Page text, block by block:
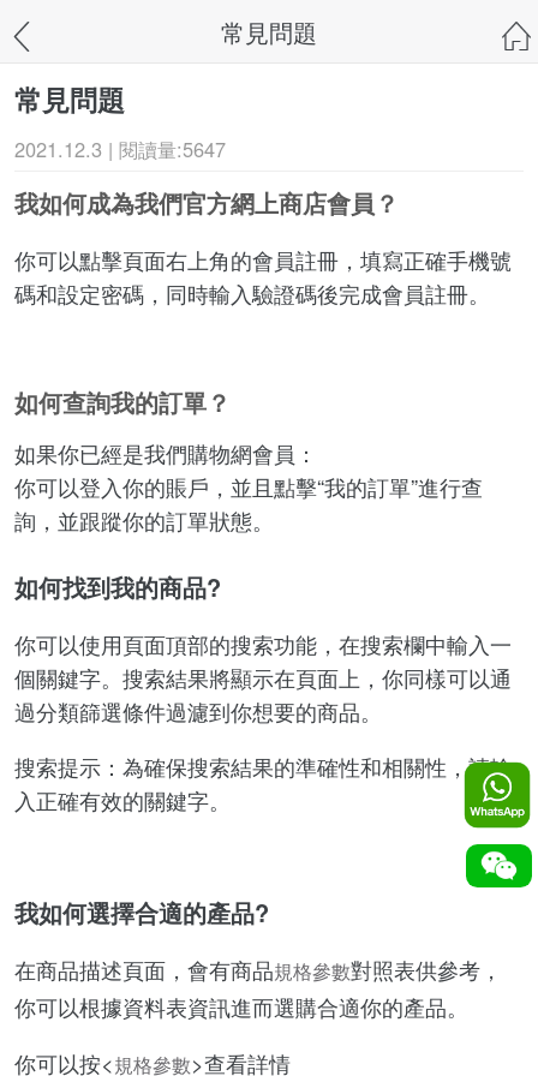
常見問題
常見問題
2021.12.3 | 閱讀量:5647
我如何成為我們官方網上商店會員？
你可以點擊頁面右上角的會員註冊，填寫正確手機號
碼和設定密碼，同時輸入驗證碼後完成會員註冊。
如何查詢我的訂單？
如果你已經是我們購物網會員：
你可以登入你的賬戶，並且點擊“我的訂單”進行查
詢，並跟蹤你的訂單狀態。
如何找到我的商品?
你可以使用頁面頂部的搜索功能，在搜索欄中輸入一
個關鍵字。搜索結果將顯示在頁面上，你同樣可以通
過分類篩選條件過濾到你想要的商品。
搜索提示：為確保搜索結果的準確性和相關性，請輸
入正確有效的關鍵字。
我如何選擇合適的產品?
在商品描述頁面，會有商品規格參數對照表供參考，
你可以根據資料表資訊進而選購合適你的產品。
你可以按<規格參數>查看詳情